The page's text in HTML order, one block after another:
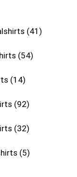
41
54
14
92
32
5